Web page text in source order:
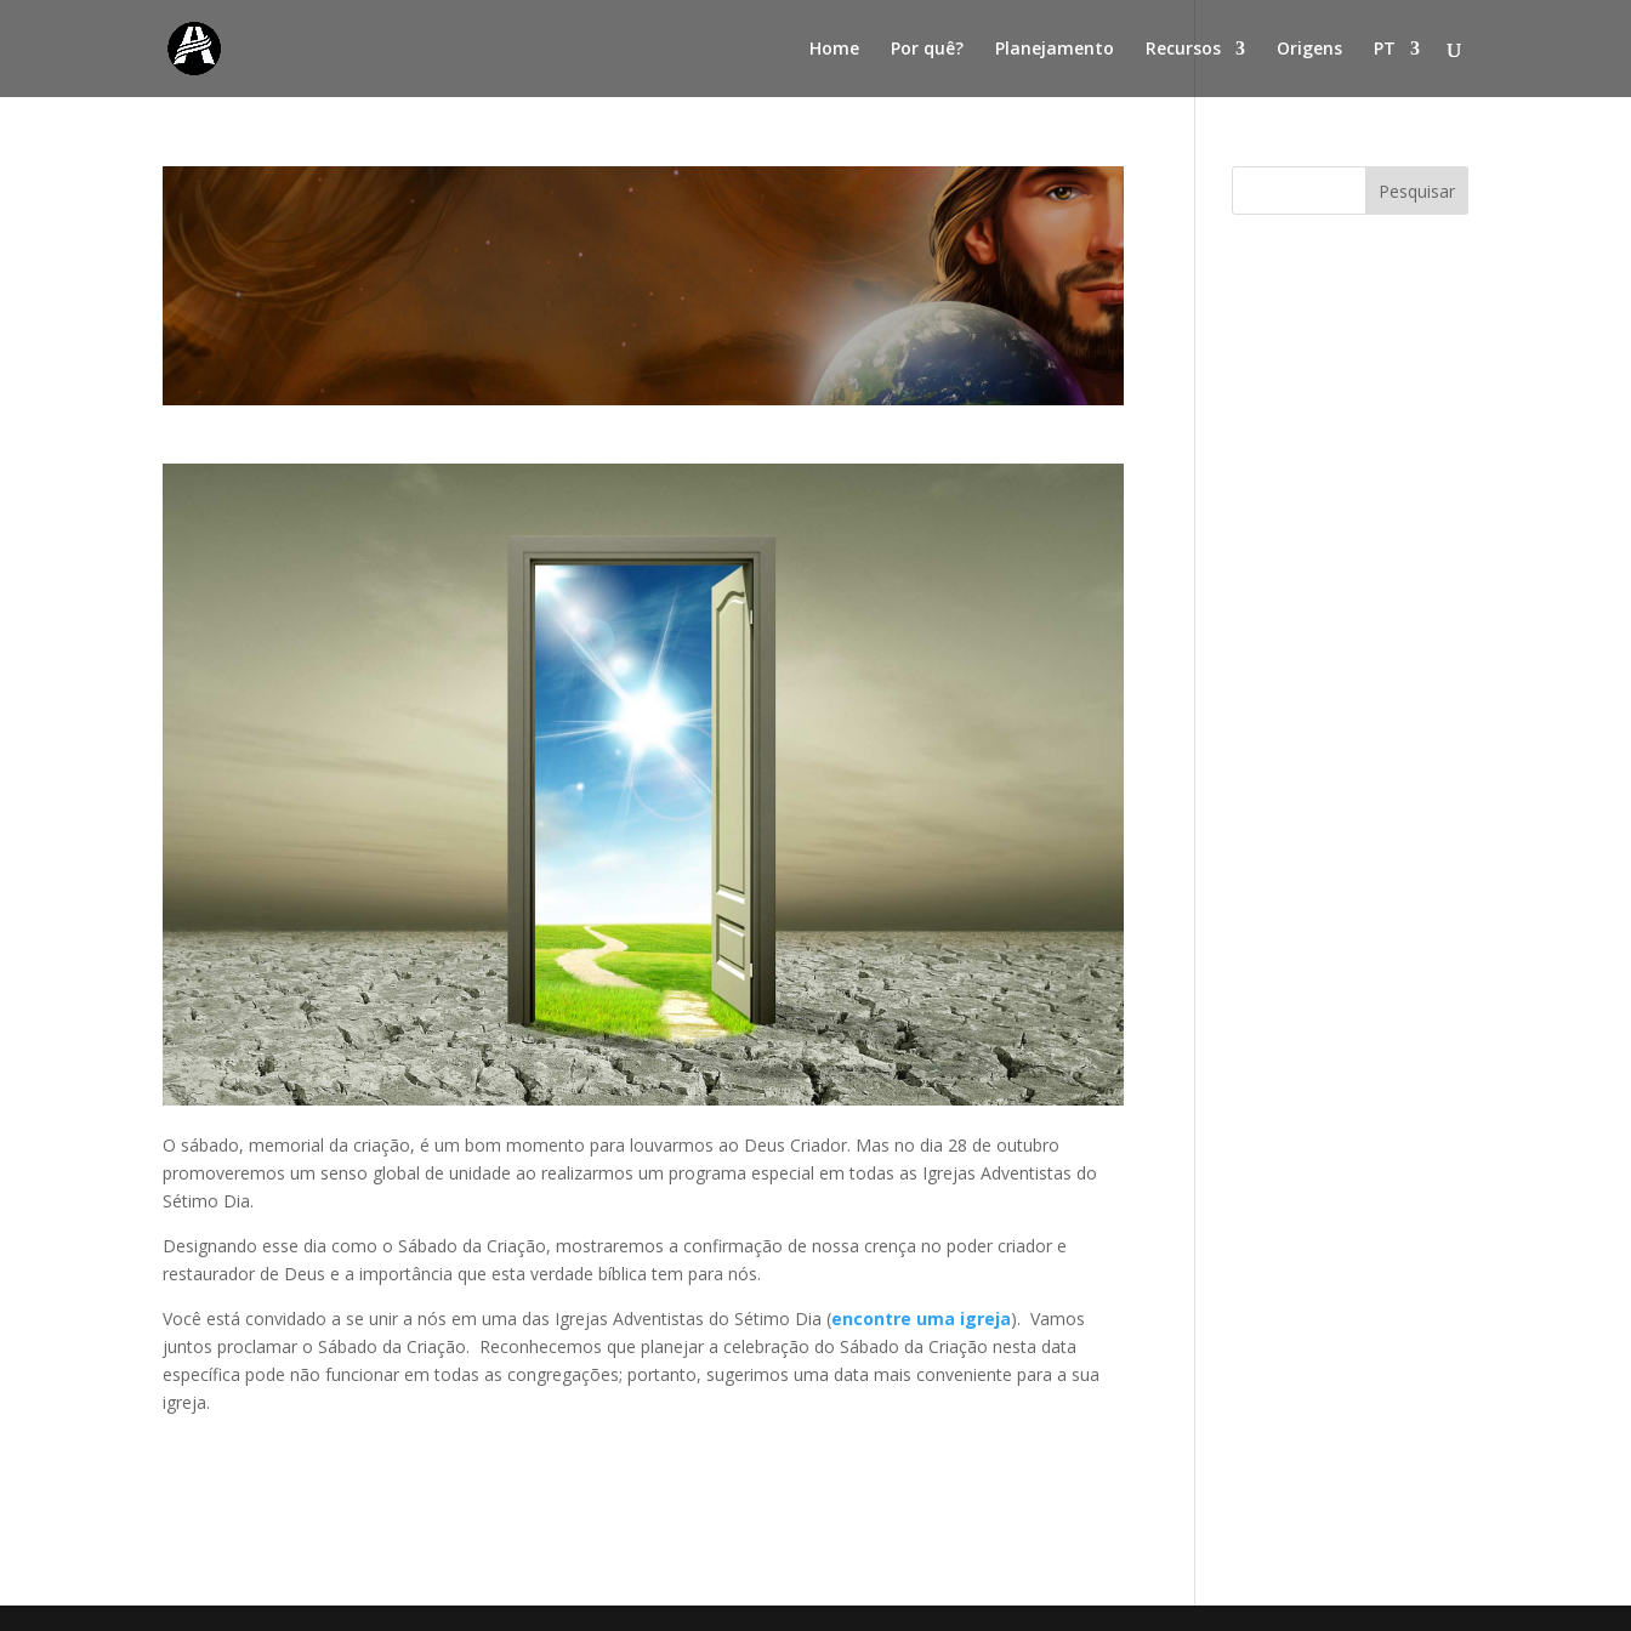
Home Por quê? Planejamento Recursos Origens PT
O sábado, memorial da criação, é um bom momento para louvarmos ao Deus Criador. Mas no dia 28 de outubro
promoveremos um senso global de unidade ao realizarmos um programa especial em todas as Igrejas Adventistas do
Sétimo Dia.
Designando esse dia como o Sábado da Criação, mostraremos a confirmação de nossa crença no poder criador e
restaurador de Deus e a importância que esta verdade bíblica tem para nós.
Você está convidado a se unir a nós em uma das Igrejas Adventistas do Sétimo Dia (encontre uma igreja). Vamos
juntos proclamar o Sábado da Criação. Reconhecemos que planejar a celebração do Sábado da Criação nesta data
específica pode não funcionar em todas as congregações; portanto, sugerimos uma data mais conveniente para a sua
igreja.